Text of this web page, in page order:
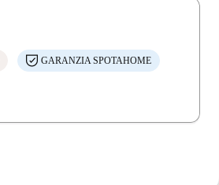
GARANZIA SPOTAHOME